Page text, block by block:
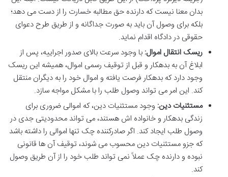
بدان معنا نیست که دارنده حق مطالبه خسارت را از دست می دهد؛
بلکه برای وصول آن باید به صورت جداگانه و از طریق طرح دعوای
حقوقی در دادگاه اقدام نماید.
ریسک انتقال اموال: با وجود سرعت بالای صدور اجراییه، پس از
ابلاغ آن به بدهکار و قبل از توقیف رسمی اموال، همیشه این ریسک
وجود دارد که بدهکار فرصت یافته و اموال خود را به دیگران منتقل
کند. این امر می تواند وصول طلب را با مشکل مواجه سازد.
مستثنیات دین: وجود مستثنیات دین، که اموالی ضروری برای
زندگی بدهکار و خانواده اش هستند، می تواند محدودیتی جدی در
وصول طلب ایجاد کند. اگر صادرکننده چک تنها اموالی را داشته باشد
که جزو مستثنیات دین محسوب می شوند، توقیف آن ها قانونی
نبوده و دارنده چک عملاً نمی تواند طلب خود را از آن طریق وصول
کند.